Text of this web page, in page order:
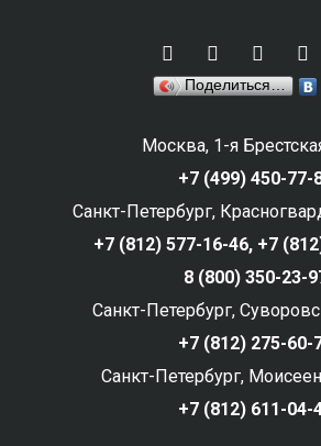
Поделиться…
Москва, 1-я
+7 (499) 450-77-
Санкт-Петербург,
+7 (812) 577-16-46, +7
8 (800) 350-23-
Санкт-Петербург,
+7 (812) 275-60-
Санкт-Петербург,
+7 (812) 611-04-